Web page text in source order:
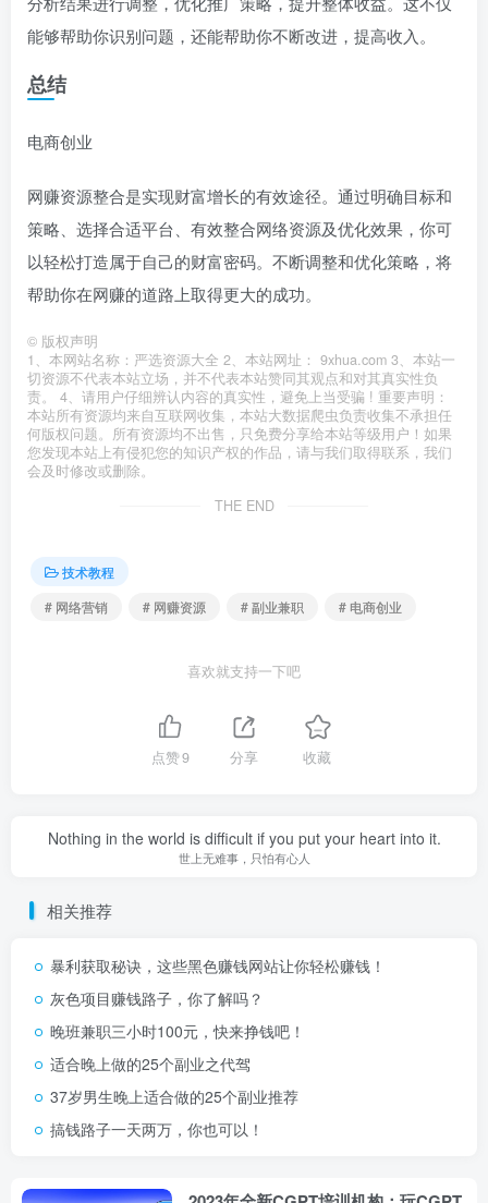
能够帮助你识别问题，还能帮助你不断改进，提高收入。
总结
电商创业
网赚资源整合是实现财富增长的有效途径。通过明确目标和
策略、选择合适平台、有效整合网络资源及优化效果，你可
以轻松打造属于自己的财富密码。不断调整和优化策略，将
帮助你在网赚的道路上取得更大的成功。
© 版权声明
1、本网站名称：严选资源大全 2、本站网址： 9xhua.com 3、本站一
切资源不代表本站立场，并不代表本站赞同其观点和对其真实性负
责。 4、请用户仔细辨认内容的真实性，避免上当受骗 ! 重要声明：
本站所有资源均来自互联网收集，本站大数据爬虫负责收集不承担任
何版权问题。所有资源均不出售，只免费分享给本站等级用户！如果
您发现本站上有侵犯您的知识产权的作品，请与我们取得联系，我们
会及时修改或删除。
THE END
技术教程
# 网络营销
# 网赚资源 # 副业兼职 # 电商创业
喜欢就支持一下吧
点赞9 分享 收藏
Nothing in the world is difficult if you put your heart into it.
世上无难事，只怕有心人
相关推荐
暴利获取秘诀，这些黑色赚钱网站让你轻松赚钱！
灰色项目赚钱路子，你了解吗？
晚班兼职三小时100元，快来挣钱吧！
适合晚上做的25个副业之代驾
37岁男生晚上适合做的25个副业推荐
搞钱路子一天两万，你也可以！